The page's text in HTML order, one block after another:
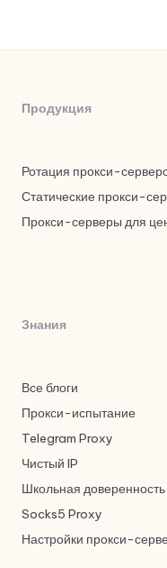
Продукция
Ротация прокси-
Статические прокси-
Прокси-серверы для
Знания
Все блоги
Прокси-испытание
Telegram Proxy
Чистый IP
Школьная доверенность
Socks5 Proxy
Настройки прокси-